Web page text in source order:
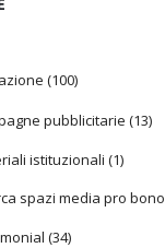
(100)
pubblicitarie (13)
istituzionali (1)
spazi media pro bono
(34)